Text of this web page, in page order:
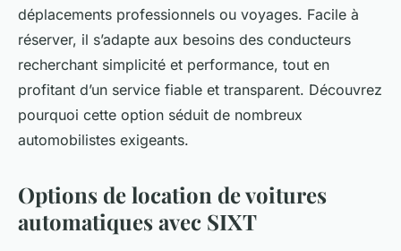
déplacements professionnels ou voyages. Facile à
réserver, il s’adapte aux besoins des conducteurs
recherchant simplicité et performance, tout en
profitant d’un service fiable et transparent. Découvrez
pourquoi cette option séduit de nombreux
automobilistes exigeants.
Options de location de voitures
automatiques avec SIXT